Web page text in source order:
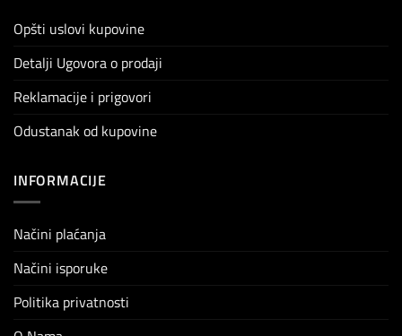
Opšti uslovi kupovine
Detalji Ugovora o prodaji
Reklamacije i prigovori
Odustanak od kupovine
INFORMACIJE
Načini plaćanja
Načini isporuke
Politika privatnosti